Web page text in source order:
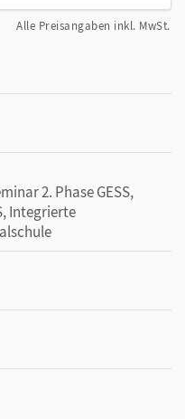
Alle Preisangaben inkl. MwSt.
2. Phase GESS,
Integrierte